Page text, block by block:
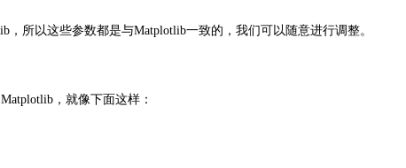
，所以这些参数都是与Matplotlib一致的，我们可以随意进行调整。
，就像下面这样：